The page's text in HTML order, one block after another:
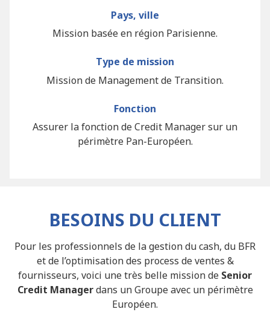
Pays, ville
Mission basée en région Parisienne.
Type de mission
Mission de Management de Transition.
Fonction
Assurer la fonction de Credit Manager sur un
périmètre Pan-Européen.
BESOINS DU CLIENT
Pour les professionnels de la gestion du cash, du BFR
et de l’optimisation des process de ventes &
fournisseurs, voici une très belle mission de Senior
Credit Managerdans un Groupe avec un périmètre
Européen.